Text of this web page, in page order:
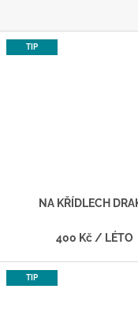
TIP
NA KŘÍDLECH
400 Kč / LÉTO
TIP